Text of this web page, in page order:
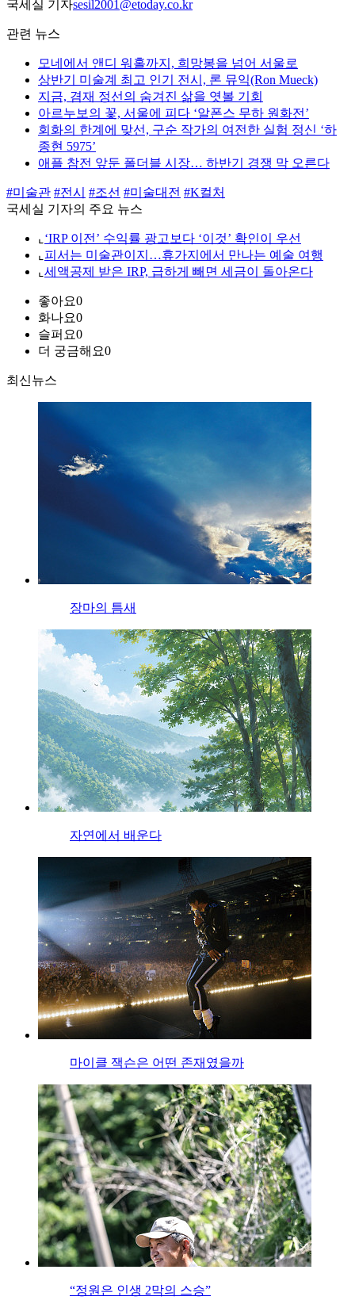
국세실 기자sesil2001@etoday.co.kr
관련 뉴스
모네에서 앤디 워홀까지, 희망봉을 넘어 서울로
상반기 미술계 최고 인기 전시, 론 뮤익(Ron Mueck)
지금, 겸재 정선의 숨겨진 삶을 엿볼 기회
아르누보의 꽃, 서울에 피다 ‘알폰스 무하 원화전’
회화의 한계에 맞선, 구순 작가의 여전한 실험 정신 ‘하
종현 5975’
애플 참전 앞둔 폴더블 시장… 하반기 경쟁 막 오른다
#미술관 #전시 #조선 #미술대전 #K컬처
국세실 기자의 주요 뉴스
⌞ ‘IRP 이전’ 수익률 광고보다 ‘이것’ 확인이 우선
⌞ 피서는 미술관이지…휴가지에서 만나는 예술 여행
⌞ 세액공제 받은 IRP, 급하게 빼면 세금이 돌아온다
좋아요0
화나요0
슬퍼요0
더 궁금해요0
최신뉴스
장마의 틈새
자연에서 배운다
마이클 잭슨은 어떤 존재였을까
“정원은 인생 2막의 스승”